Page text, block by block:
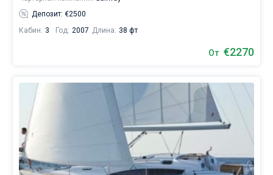
Депозит: €2500
Кабин: 3 Год: 2007 Длина: 38 фт
От €2270